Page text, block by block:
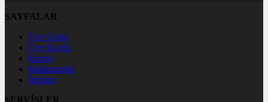
SAYFALAR
Üye Girişi
Üye Kaydı
Künye
Hakkımızda
İletişim